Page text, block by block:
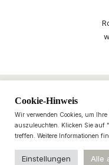
Cookie-Hinweis
Wir verwenden Cookies, um
auszuleuchten. Klicken Sie auf
treffen. Weitere Informationen
Einstellungen Alle